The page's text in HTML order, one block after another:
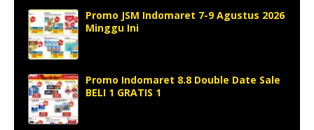
Promo JSM Indomaret 7-9 Agustus 2026
Minggu Ini
Promo Indomaret 8.8 Double Date Sale
BELI 1 GRATIS 1